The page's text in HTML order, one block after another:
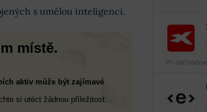
s umělou inteligencí.
místě.
aktiv může být zajímavé
si utéct žádnou příležitost.
Při